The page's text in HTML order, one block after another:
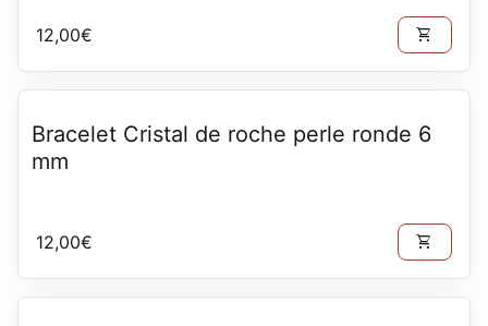
Prix normal
12,00€ shopping_cart
Bracelet Cristal de roche perle ronde 6
mm
Prix normal
12,00€ shopping_cart